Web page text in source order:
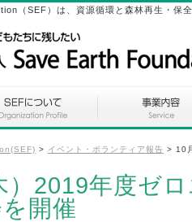
（SEF）は、資源循環と森林再生・保
> イベント・ボランティア報告 > 10
）2019年度ゼ
開催